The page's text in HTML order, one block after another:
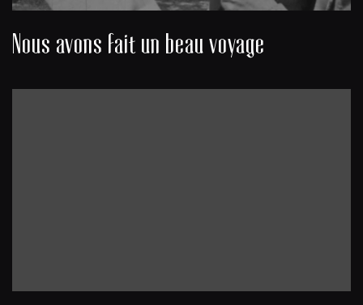
Nous avons fait un beau voyage